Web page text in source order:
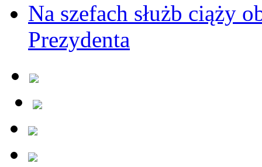
Na szefach służb ciąży
Prezydenta